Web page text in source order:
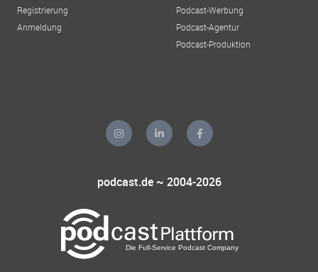
Registrierung
Anmeldung
Podcast-Werbung
Podcast-Agentur
Podcast-Produktion
podcast.de ~ 2004-2026